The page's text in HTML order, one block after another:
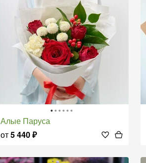
Алые Паруса
от5 440₽